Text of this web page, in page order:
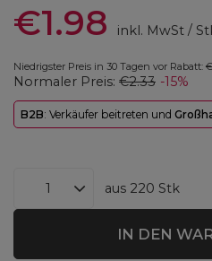
€1.98 inkl. MwSt/
Niedrigster Preis in 30 Tagen vor Rabatt:
Normaler Preis: €2.33 -15%
B2B: Verkäufer beitreten und
aus 220 Stk
IN DEN